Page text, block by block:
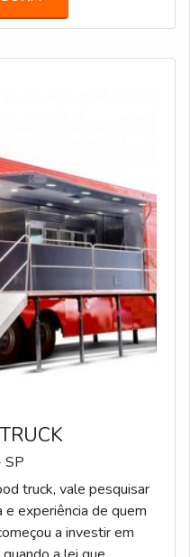
e rodotrem sider;
sempre os melhores
SP
truck, vale pesquisar
experiência de quem
a investir em